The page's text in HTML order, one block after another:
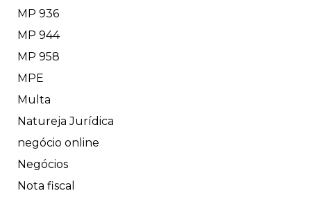
MP 936
MP 944
MP 958
MPE
Multa
Natureja Jurídica
negócio online
Negócios
Nota fiscal